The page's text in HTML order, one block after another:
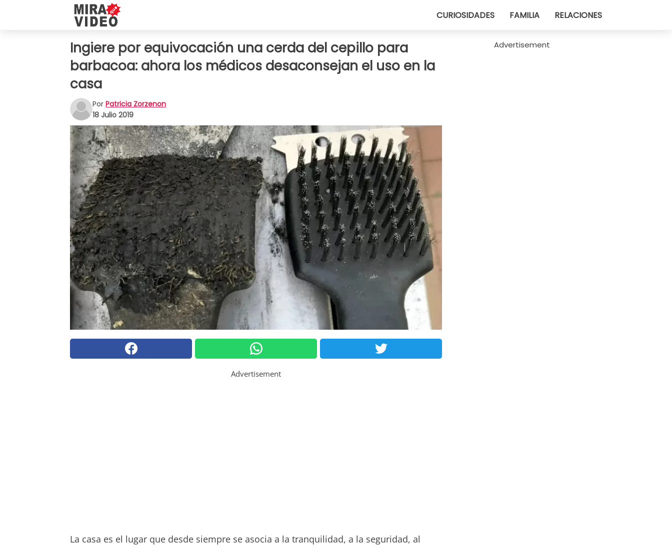
CURIOSIDADES FAMILIA RELACIONES
Ingiere por equivocación una cerda del cepillo para
barbacoa: ahora los médicos desaconsejan el uso en la
casa
Por Patricia Zorzenon
18 Julio 2019
Advertisement
La casa es el lugar que desde siempre se asocia a la tranquilidad, a la seguridad, al
Advertisement